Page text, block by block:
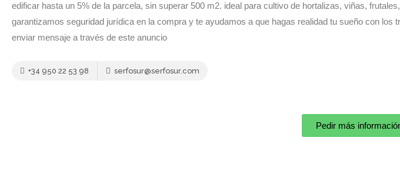
edificar hasta un 5% de la parcela, sin superar 500 m2. ideal para cultivo de hortalizas, viñas,
garantizamos seguridad jurídica en la compra y te ayudamos a que hagas realidad tu sueño con
enviar mensaje a través de este anuncio
+34 950 22 53 98 serfosur@serfosur.com
Pedir más